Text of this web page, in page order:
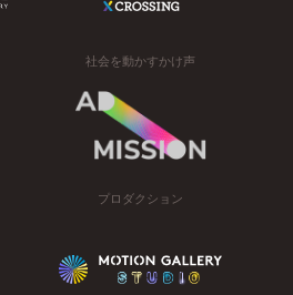
社会を動かすかけ声
プロダクション